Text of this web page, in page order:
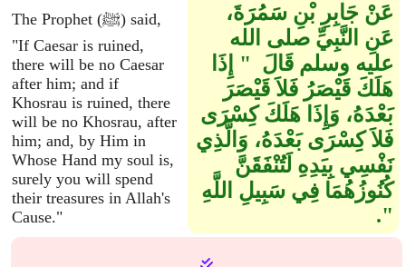
The Prophet (ﷺ) said,
"If Caesar is ruined,
there will be no Caesar
after him; and if
Khosrau is ruined, there
will be no Khosrau, after
him; and, by Him in
Whose Hand my soul is,
surely you will spend
their treasures in Allah's
Cause."
عَنْ جَابِرِ بْنِ سَمُرَةَ،
عَنِ النَّبِيِّ صلى الله
عليه وسلم قَالَ ‏ "‏ إِذَا
هَلَكَ قَيْصَرُ فَلاَ قَيْصَرَ
بَعْدَهُ، وَإِذَا هَلَكَ كِسْرَى
فَلاَ كِسْرَى بَعْدَهُ، وَالَّذِي
نَفْسِي بِيَدِهِ لَتُنْفَقَنَّ
كُنُوزُهُمَا فِي سَبِيلِ اللَّهِ
‏"‏‏.‏